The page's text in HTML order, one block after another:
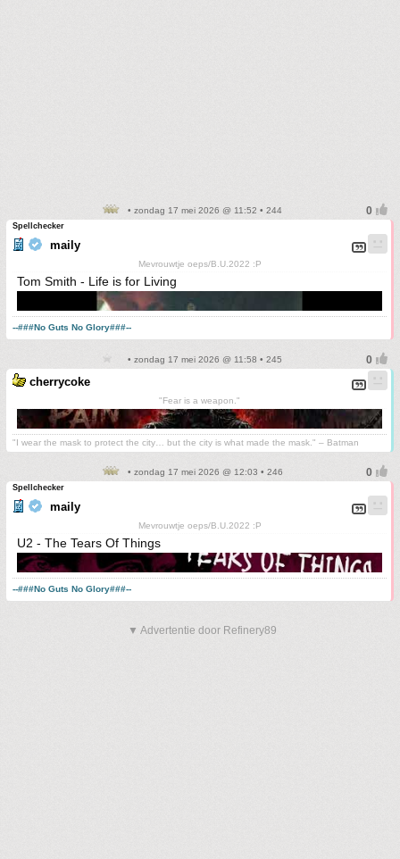
• zondag 17 mei 2026 @ 11:52 • 244
Spellchecker
maily
Mevrouwtje oeps/B.U.2022 :P
Tom Smith - Life is for Living
--###No Guts No Glory###--
• zondag 17 mei 2026 @ 11:58 • 245
cherrycoke
"Fear is a weapon."
"I wear the mask to protect the city… but the city is what made the mask." – Batman
• zondag 17 mei 2026 @ 12:03 • 246
Spellchecker
maily
Mevrouwtje oeps/B.U.2022 :P
U2 - The Tears Of Things
--###No Guts No Glory###--
▼ Advertentie door Refinery89